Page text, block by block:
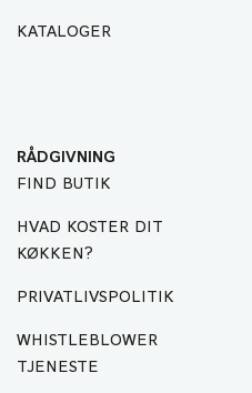
KATALOGER
RÅDGIVNING
FIND BUTIK
HVAD KOSTER DIT
KØKKEN?
PRIVATLIVSPOLITIK
WHISTLEBLOWER
TJENESTE